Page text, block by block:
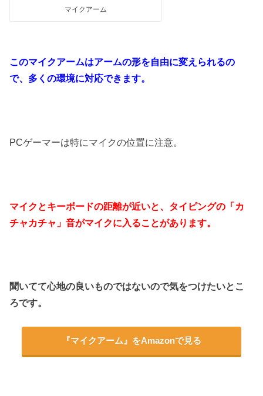
マイクアーム
このマイクアームはアームの形を自由に変えられるの
で、多くの環境に対応できます。
PCゲーマーは特にマイクの位置に注意。
マイクとキーボードの距離が近いと、タイピングの「カ
チャカチャ」音がマイクに入ることがあります。
聞いてて心地の良いものではないので気をつけたいとこ
ろです。
『マイクアーム』をAmazonで見る